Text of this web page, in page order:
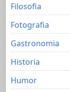
Filosofia
Fotografia
Gastronomia
Historia
Humor